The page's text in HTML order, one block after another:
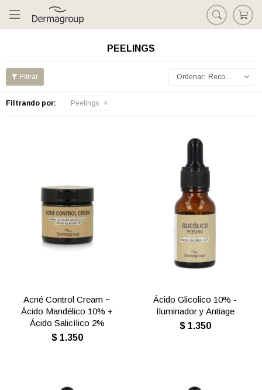

PEELINGS
Recomendados
Filtrando por: Peelings
Acné Control Cream ~
Ácido Mandélico 10% +
Ácido Salicílico 2%
$ 1.350
Ácido Glicolico 10% -
Iluminador y Antiage
$ 1.350